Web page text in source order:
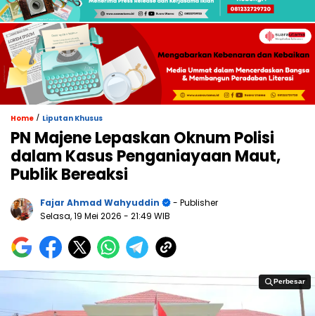
Home / Liputan Khusus
PN Majene Lepaskan Oknum Polisi
dalam Kasus Penganiayaan Maut,
Publik Bereaksi
Fajar Ahmad Wahyuddin
- Publisher
Selasa, 19 Mei 2026 - 21:49 WIB
Perbesar
Perbesar